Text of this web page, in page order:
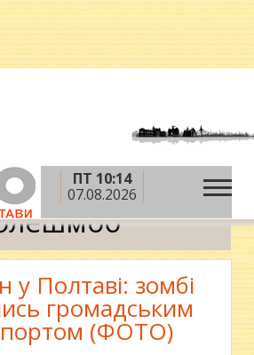
ПТ 10:14
07.08.2026
у Полтаві: зомбі
громадським
(ФОТО)